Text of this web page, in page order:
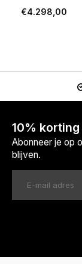
€4.298,00
10%
Abonneer je op
blijven.